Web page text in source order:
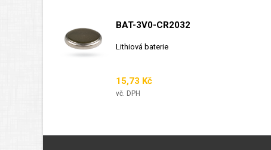
BAT-3V0-CR2032
Lithiová baterie
Cena
15,73 Kč
vč. DPH